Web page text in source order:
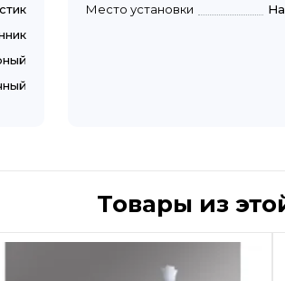
Место установки
Товары из
Быстрый просмотр